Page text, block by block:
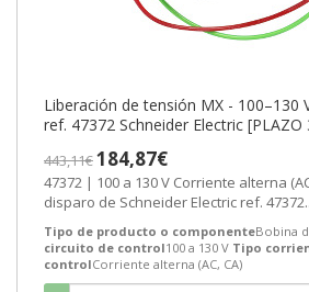
Liberación de tensión MX - 100–130
ref. 47372 Schneider Electric [PLAZO
443,11€184,87€
47372 | 100 a 130 V Corriente alterna (AC, CA) Bobina de
disparo de Schneider Electric ref.
Tipo de producto o componenteBobina
circuito de control100 a 130 V Tipo
controlCorriente alterna (AC, CA)